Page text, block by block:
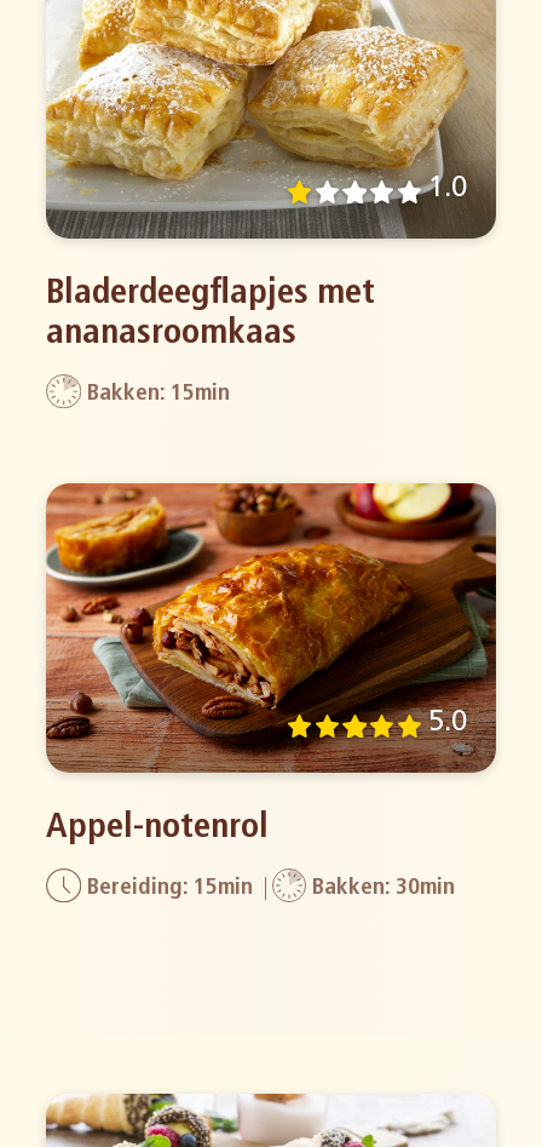
1.0
Bladerdeegflapjes met
ananasroomkaas
Bakken: 15min
5.0
Appel-notenrol
Bereiding: 15min Bakken: 30min